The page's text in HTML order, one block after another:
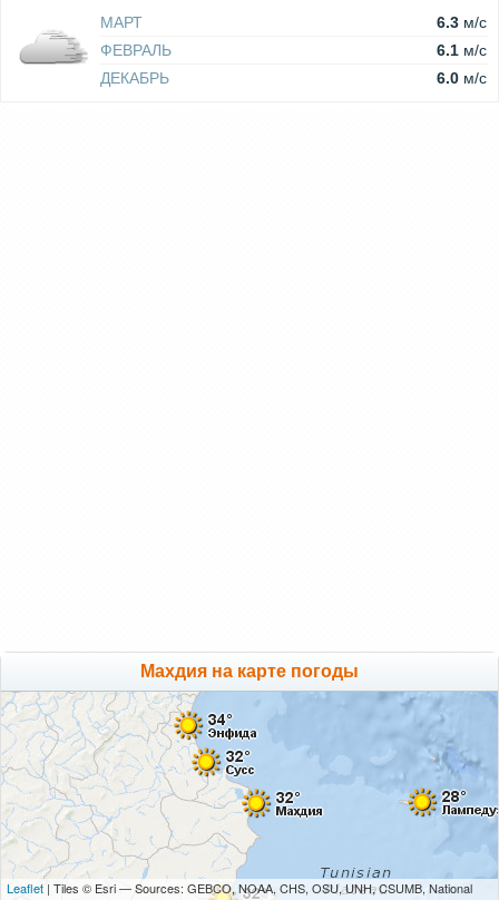
МАРТ
6.3 м/c
ФЕВРАЛЬ
6.1 м/c
ДЕКАБРЬ
6.0 м/c
Махдия на карте погоды
Leaflet | Tiles © Esri — Sources: GEBCO, NOAA, CHS, OSU, UNH, CSUMB, National